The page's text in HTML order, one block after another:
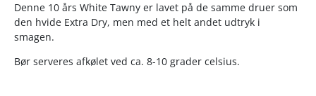
Denne 10 års White Tawny er lavet på de samme druer som
den hvide Extra Dry, men med et helt andet udtryk i
smagen.
Bør serveres afkølet ved ca. 8-10 grader celsius.